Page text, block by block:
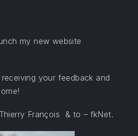
my new website
your feedback and
François & to – fkNet.